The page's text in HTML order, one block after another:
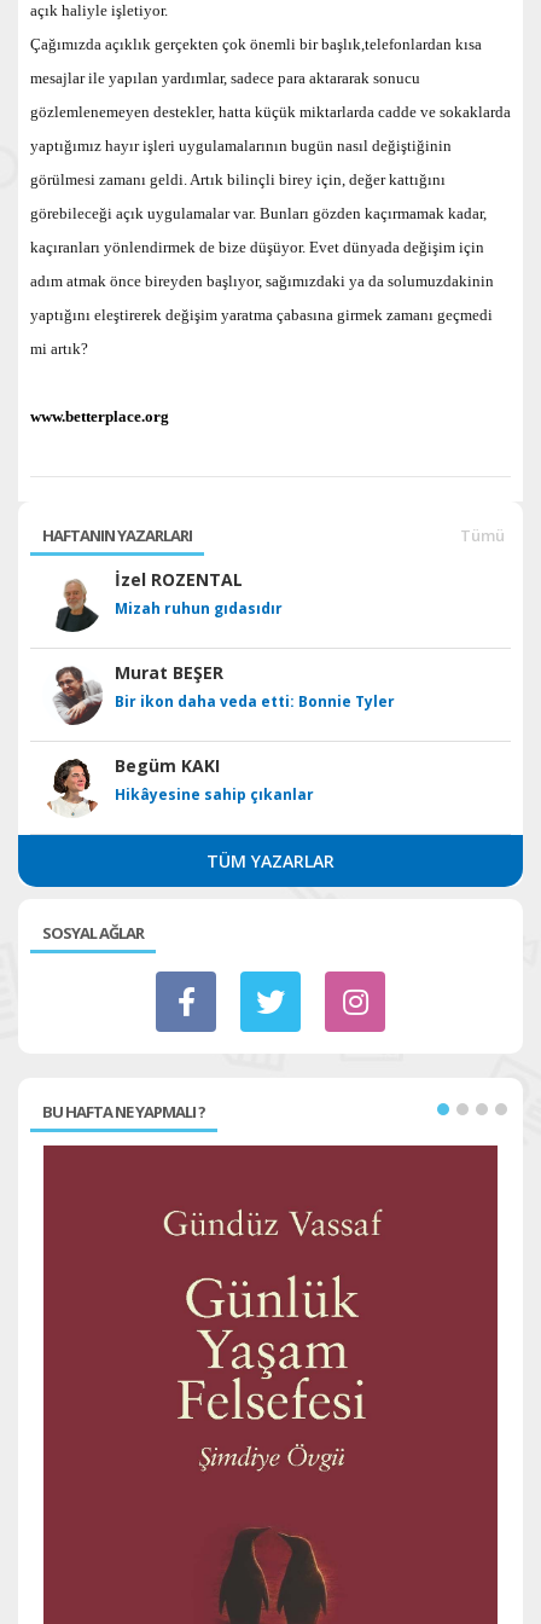
açık haliyle işletiyor.
Çağımızda açıklık gerçekten çok önemli bir başlık,telefonlardan kısa
mesajlar ile yapılan yardımlar, sadece para aktararak sonucu
gözlemlenemeyen destekler, hatta küçük miktarlarda cadde ve sokaklarda
yaptığımız hayır işleri uygulamalarının bugün nasıl değiştiğinin
görülmesi zamanı geldi. Artık bilinçli birey için, değer kattığını
görebileceği açık uygulamalar var. Bunları gözden kaçırmamak kadar,
kaçıranları yönlendirmek de bize düşüyor. Evet dünyada değişim için
adım atmak önce bireyden başlıyor, sağımızdaki ya da solumuzdakinin
yaptığını eleştirerek değişim yaratma çabasına girmek zamanı geçmedi
mi artık?
www.betterplace.org
HAFTANIN YAZARLARI Tümü
İzel ROZENTAL
Mizah ruhun gıdasıdır
Murat BEŞER
Bir ikon daha veda etti: Bonnie Tyler
Begüm KAKI
Hikâyesine sahip çıkanlar
TÜM YAZARLAR
SOSYAL AĞLAR
BU HAFTA NE YAPMALI ?